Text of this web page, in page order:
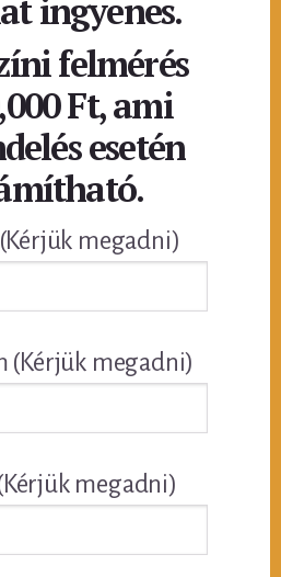
ingyenes.
felmérés
Ft, ami
esetén
megadni)
(Kérjük megadni)
megadni)